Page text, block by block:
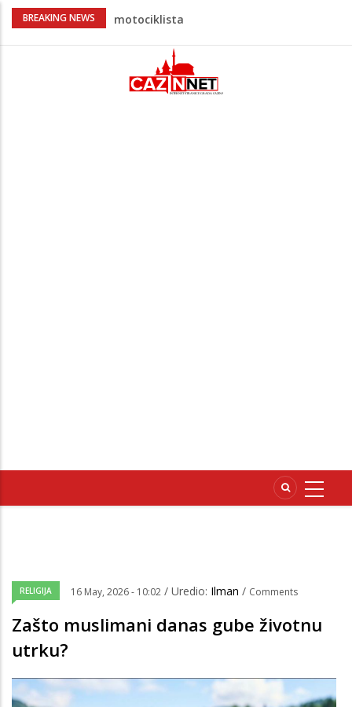
BREAKING NEWS
Na Ahiret preselio HALILOVIĆ (Smajil)
Sutra dženaza Hamdiji Šahinoviću iz
Bosanske Krupe, kojeg je usmrtila
supruga
RELIGIJA 16 May, 2026 - 10:02 / Uredio: Ilman / Comments
Zašto muslimani danas gube životnu
utrku?